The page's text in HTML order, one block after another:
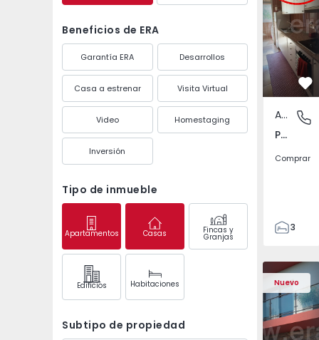
Beneficios de ERA
Garantía ERA Desarrollos
Casa a estrenar Visita Virtual
Video Homestaging
Inversión
Tipo de inmueble
Apartamentos Casas Fincas y
Granjas
Edifícios Habitaciones
Subtipo de propiedad
Apartamento
Pedrouços, Porto
Comprar
3
105
122
1
-1
Nuevo